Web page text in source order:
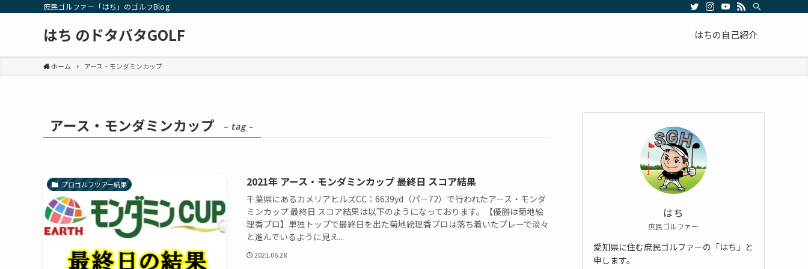
庶民ゴルファー「はち」のゴルフBlog
はち のドタバタGOLF はちの自己紹介
ホーム アース・モンダミンカップ
アース・モンダミンカップ – tag –
プロゴルフツアー結果 2021年 アース・モンダミンカップ 最終日 スコア結果
千葉県にあるカメリアヒルズCC：6639yd（パー72）で行われたアース・モンダ
ミンカップ 最終日 スコア結果は以下のようになっております。【優勝は菊地絵
理香プロ】単独トップで最終日を出た菊地絵理香プロは落ち着いたプレーで淡々
と進んでいるように見え...
2021.06.28
はち
庶民ゴルファー
愛知県に住む庶民ゴルファーの「はち」と
申します。